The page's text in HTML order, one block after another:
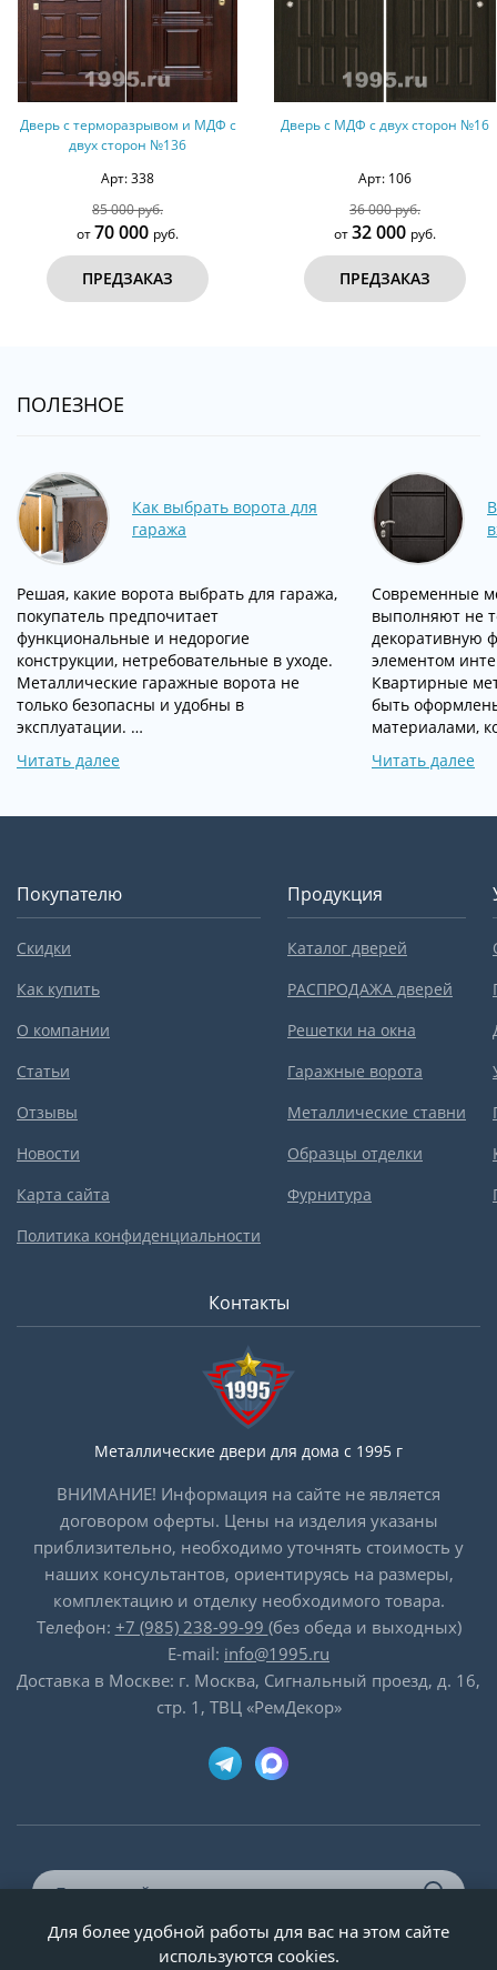
Дверь с терморазрывом и МДФ с
двух сторон №136
Арт: 338
85 000 руб.
70 000руб.
ПРЕДЗАКАЗ
Дверь с МДФ с двух сторон №16
Арт: 106
36 000 руб.
32 000руб.
ПРЕДЗАКАЗ
ПОЛЕЗНОЕ
Как выбрать ворота для
гаража
Решая, какие ворота выбрать для гаража,
покупатель предпочитает
функциональные и недорогие
конструкции, нетребовательные в уходе.
Металлические гаражные ворота не
только безопасны и удобны в
эксплуатации. …
Читать далее
Современные
выполняют не
декоративную
элементом
Квартирные
быть
материалами,
Читать далее
Покупателю
Скидки
Как купить
О компании
Статьи
Отзывы
Новости
Карта сайта
Политика конфиденциальности
Продукция
Каталог дверей
РАСПРОДАЖА дверей
Решетки на окна
Гаражные ворота
Металлические ставни
Образцы отделки
Фурнитура
Контакты
Металлические двери для дома с 1995 г
ВНИМАНИЕ! Информация на сайте не является
договором оферты. Цены на изделия указаны
приблизительно, необходимо уточнять стоимость у
наших консультантов, ориентируясь на размеры,
комплектацию и отделку необходимого товара.
Телефон: +7 (985) 238-99-99 (без обеда и выходных)
E-mail: info@1995.ru
Доставка в Москве: г. Москва, Сигнальный проезд, д. 16,
стр. 1, ТВЦ «РемДекор»
© ООО «Двери-и-точка», ИНН 5020092947, 1995-2026 г.
Для более удобной работы для вас на этом сайте
используются cookies.